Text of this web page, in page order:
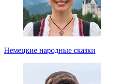
Немецкие народные сказки